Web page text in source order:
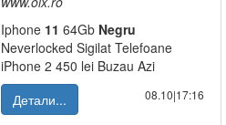
Iphone 11 64Gb Negru
Neverlocked Sigilat Telefoane
iPhone 2 450 lei Buzau Azi
Детали...
08.10|17:16